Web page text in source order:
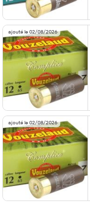
ajouté le 02/08/2026
ajouté le 02/08/2026